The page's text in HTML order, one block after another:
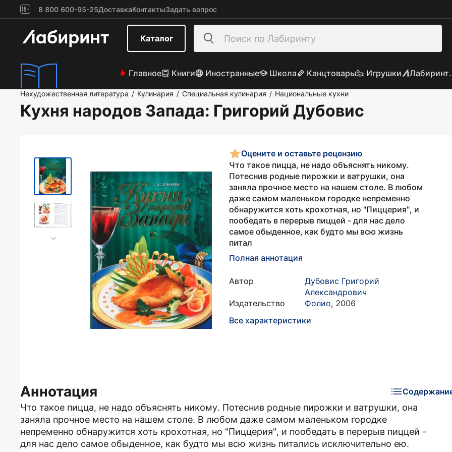
8 800 600-95-25ДоставкаКонтактыЗадать вопрос
Каталог
Главное Книги Иностранные Школа Канцтовары Игрушки
Нехудожественная литература / Кулинария / Специальная кулинария / Национальные кухни
Кухня народов Запада: Григорий Дубовис
Оцените и оставьте рецензию
Что такое пицца, не надо объяснять никому.
Потеснив родные пирожки и ватрушки, она
заняла прочное место на нашем столе. В любом
даже самом маленьком городке непременно
обнаружится хоть крохотная, но "Пиццерия", и
пообедать в перерыв пиццей - для нас дело
самое обыденное, как будто мы всю жизнь
питал
Полная аннотация
Автор
Дубовис Григорий
Александрович
Издательство
Фолио, 2006
Все характеристики
Аннотация
Что такое пицца, не надо объяснять никому. Потеснив родные пирожки и ватрушки, она
заняла прочное место на нашем столе. В любом даже самом маленьком городке
непременно обнаружится хоть крохотная, но "Пиццерия", и пообедать в перерыв пиццей -
для нас дело самое обыденное, как будто мы всю жизнь питались исключительно ею.